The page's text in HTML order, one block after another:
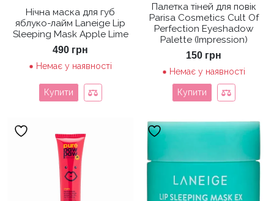
Нічна маска для губ
яблуко-лайм Laneige Lip
Sleeping Mask Apple Lime
490 грн
Немає у наявності
Купити
Палетка тіней для повік
Parisa Cosmetics Cult Of
Perfection Eyeshadow
Palette (Impression)
150 грн
Немає у наявності
Купити